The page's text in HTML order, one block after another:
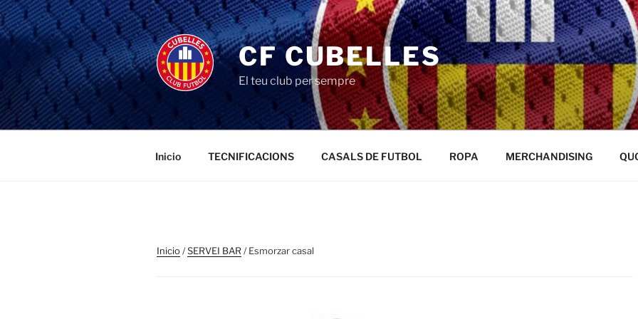
Saltar
al
contenido
CF CUBELLES
El teu club per sempre
Inicio TECNIFICACIONS CASALS DE FUTBOL ROPA MERCHANDISING
Inicio/SERVEI BAR/ Esmorzar casal